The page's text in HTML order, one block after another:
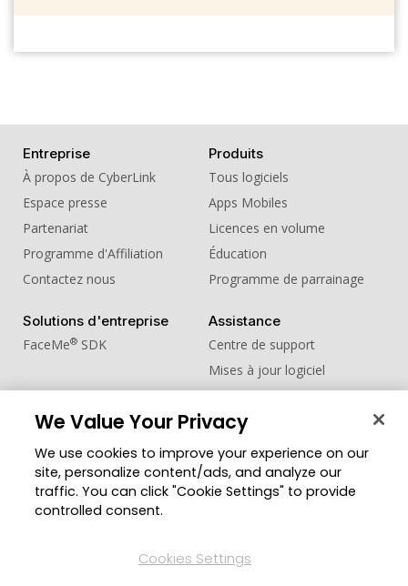
Entreprise
À propos de CyberLink
Espace presse
Partenariat
Programme d'Affiliation
Contactez nous
Produits
Tous logiciels
Apps Mobiles
Licences en volume
Éducation
Programme de parrainage
Solutions d'entreprise
FaceMe® SDK
Assistance
Centre de support
Mises à jour logiciel
Centre d'apprentissage
Zone des Membres
Blog
Changer de région
We Value Your Privacy
We use cookies to improve your experience on our
site, personalize content/ads, and analyze our
traffic. You can click "Cookie Settings" to provide
controlled consent.
Cookies Settings